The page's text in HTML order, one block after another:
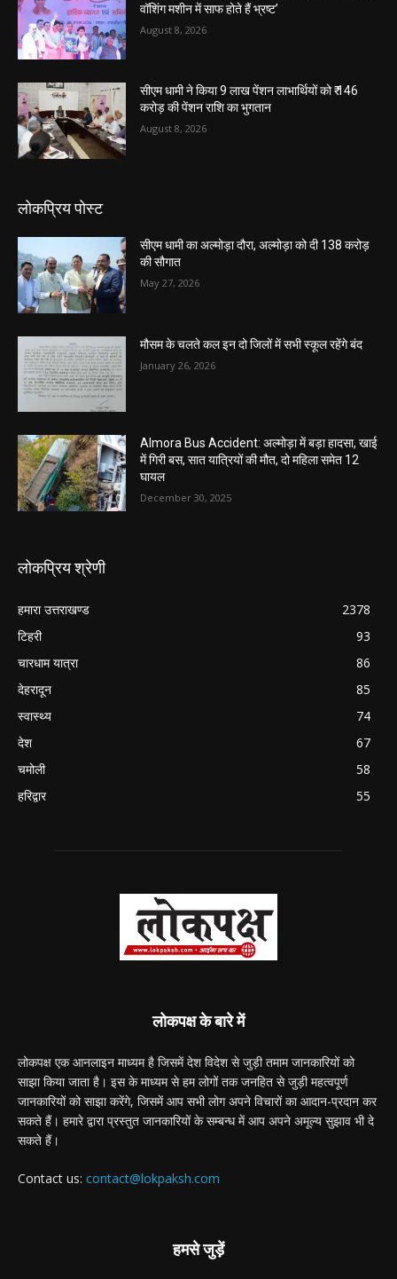
वॉशिंग मशीन में साफ होते हैं भ्रष्ट’
August 8, 2026
सीएम धामी ने किया 9 लाख पेंशन लाभार्थियों को ₹ 146
करोड़ की पेंशन राशि का भुगतान
August 8, 2026
लोकप्रिय पोस्ट
सीएम धामी का अल्मोड़ा दौरा, अल्मोड़ा को दी 138 करोड़
की सौगात
May 27, 2026
मौसम के चलते कल इन दो जिलों में सभी स्कूल रहेंगे बंद
January 26, 2026
Almora Bus Accident: अल्मोड़ा में बड़ा हादसा, खाई
में गिरी बस, सात यात्रियों की मौत, दो महिला समेत 12
घायल
December 30, 2025
लोकप्रिय श्रेणी
हमारा उत्तराखण्ड
2378
टिहरी
93
चारधाम यात्रा
86
देहरादून
85
स्वास्थ्य
74
देश
67
चमोली
58
हरिद्वार
55
लोकपक्ष के बारे में
लोकपक्ष एक आनलाइन माध्यम है जिसमें देश विदेश से जुड़ी तमाम जानकारियों को
साझा किया जाता है। इस के माध्यम से हम लोगों तक जनहित से जुड़ी महत्वपूर्ण
जानकारियों को साझा करेंगे, जिसमें आप सभी लोग अपने विचारों का आदान-प्रदान कर
सकते हैं। हमारे द्वारा प्रस्तुत जानकारियों के सम्बन्ध में आप अपने अमूल्य सुझाव भी दे
सकते हैं।
Contact us: contact@lokpaksh.com
हमसे जुड़ें